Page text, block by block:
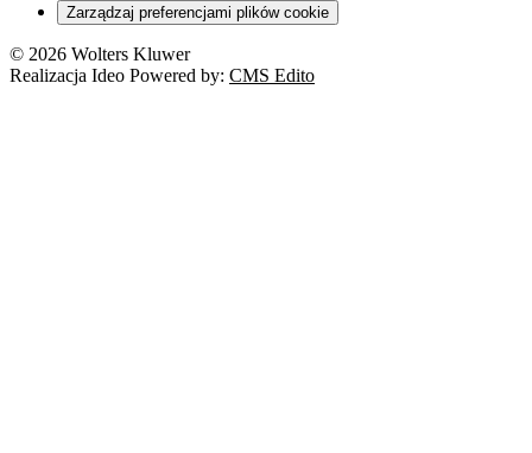
Zarządzaj preferencjami plików cookie
© 2026 Wolters Kluwer
Realizacja Ideo Powered by: CMS Edito